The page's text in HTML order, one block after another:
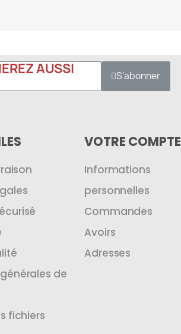
AUSSI S’abonner
de
fichiers
VOTRE COMPTE
Informations
personnelles
Commandes
Avoirs
Adresses